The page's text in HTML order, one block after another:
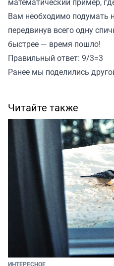
математический пример,
Вам необходимо подумать
передвинув всего одну
быстрее — время пошло!
Правильный ответ: 9/3=3
Ранее мы поделились
Читайте также
ИНТЕРЕСНОЕ